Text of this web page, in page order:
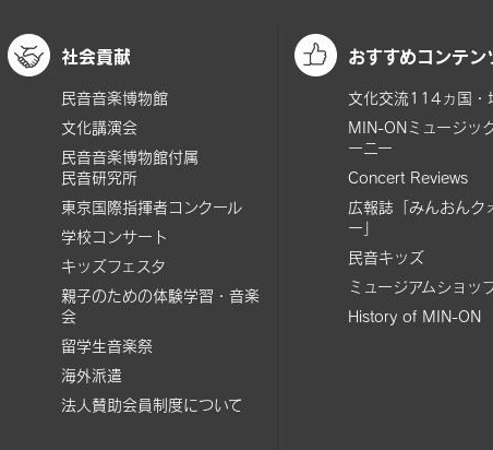
社会貢献
民音音楽博物館
文化講演会
民音音楽博物館付属
民音研究所
東京国際指揮者コンクール
学校コンサート
キッズフェスタ
親子のための体験学習・音楽
会
留学生音楽祭
海外派遣
法人賛助会員制度について
おすすめコンテン
文化交流114ヵ国・
MIN-ONミュージッ
ーニー
Concert Reviews
広報誌「みんおんク
ー」
民音キッズ
ミュージアムショッ
History of MIN-ON